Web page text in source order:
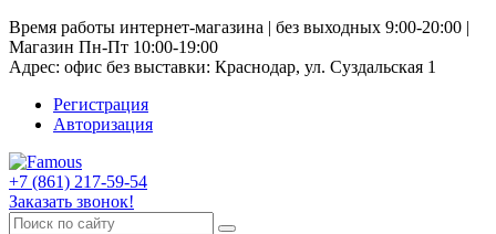
Время работы интернет-магазина | без выходных 9:00-20:00 |
Магазин Пн-Пт 10:00-19:00
Адрес: офис без выставки: Краснодар, ул. Суздальская 1
Регистрация
Авторизация
+7 (861) 217-59-54
Заказать звонок!